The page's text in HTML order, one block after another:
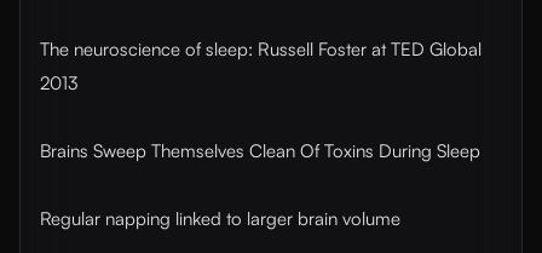
The neuroscience of sleep: Russell Foster at TED Global
2013
Brains Sweep Themselves Clean Of Toxins During Sleep
Regular napping linked to larger brain volume